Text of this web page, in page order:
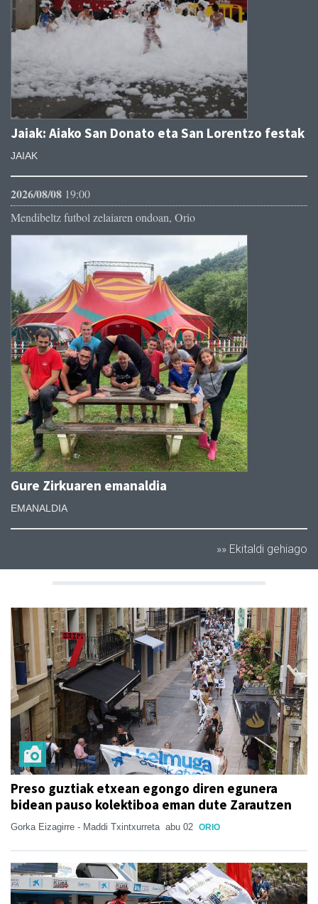
Jaiak: Aiako San Donato eta San Lorentzo festak
JAIAK
2026/08/08 19:00
Mendibeltz futbol zelaiaren ondoan, Orio
Gure Zirkuaren emanaldia
EMANALDIA
»» Ekitaldi gehiago
Preso guztiak etxean egongo diren egunera
bidean pauso kolektiboa eman dute Zarautzen
Gorka Eizagirre - Maddi Txintxurreta abu 02 ORIO